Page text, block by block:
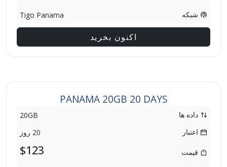
شبکه Tigo Panama
اکنون بخرید
PANAMA 20GB 20 DAYS
داده ها
20GB
اعتبار
20 روز
قیمت $123